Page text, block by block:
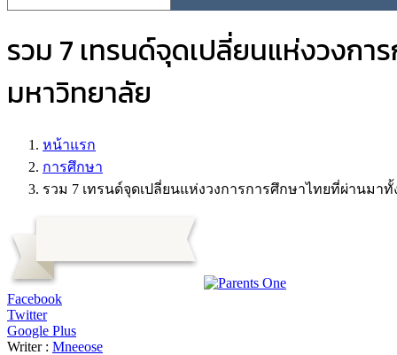
รวม 7 เทรนด์จุดเปลี่ยนแห่งวงกา
มหาวิทยาลัย
หน้าแรก
การศึกษา
รวม 7 เทรนด์จุดเปลี่ยนแห่งวงการการศึกษาไทยที่ผ่านมา
Facebook
Twitter
Google Plus
Writer : Mneeose